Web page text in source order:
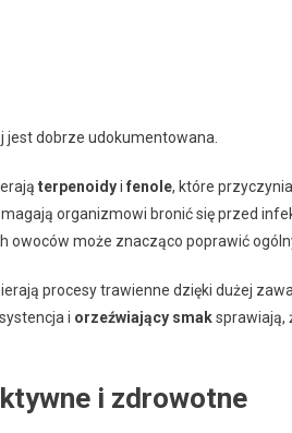
jest dobrze udokumentowana.
terpenoidyi fenole, które
organizmowi bronić się przed
owoców może znacząco poprawić
procesy trawienne dzięki dużej
i orzeźwiający smaksprawiają,
i zdrowotne